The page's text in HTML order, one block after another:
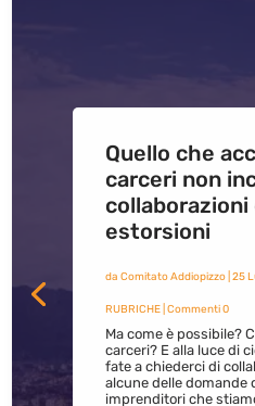
Quello che
carceri non
estorsioni
da Comitato Addiopizzo| 25
RUBRICHE| Commenti 0
Ma come è possibile?
carceri? E alla luce di
fate a chiederci di
alcune delle domande
imprenditori che